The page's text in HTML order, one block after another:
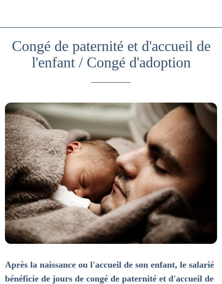
Congé de paternité et d'accueil de
l'enfant / Congé d'adoption
Après la naissance ou l'accueil de son enfant, le salarié
bénéficie de jours de congé de paternité et d'accueil de